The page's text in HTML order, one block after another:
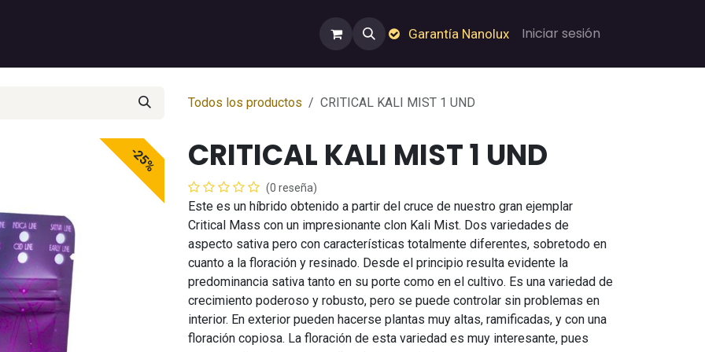
Sobre Nosotros Empleos Garantía de Nanolux
Garantía Nanolux Iniciar sesión
Todos los productos CRITICAL KALI MIST 1 UND
-25% CRITICAL KALI MIST 1 UND
(0 reseña)
Este es un híbrido obtenido a partir del cruce de nuestro gran ejemplar
Critical Mass con un impresionante clon Kali Mist. Dos variedades de
aspecto sativa pero con características totalmente diferentes, sobretodo en
cuanto a la floración y resinado. Desde el principio resulta evidente la
predominancia sativa tanto en su porte como en el cultivo. Es una variedad de
crecimiento poderoso y robusto, pero se puede controlar sin problemas en
interior. En exterior pueden hacerse plantas muy altas, ramificadas, y con una
floración copiosa. La floración de esta variedad es muy interesante, pues